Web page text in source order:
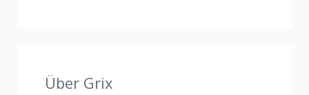
Über Grix